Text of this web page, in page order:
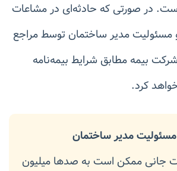
در صورتی که حادثه‌ای در مشاعات
مدیر ساختمان توسط مراجع
بیمه مطابق شرایط بیمه‌نامه
کرد.
مدیر ساختمان
جانی ممکن است به صدها میلیون